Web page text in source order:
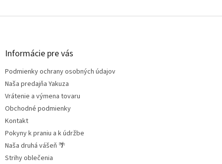
Z
Informácie pre vás
Podmienky ochrany osobných údajov
Naša predajňa Yakuza
Vrátenie a výmena tovaru
Obchodné podmienky
Kontakt
Pokyny k praniu a k údržbe
Naša druhá vášeň 🌴
Strihy oblečenia